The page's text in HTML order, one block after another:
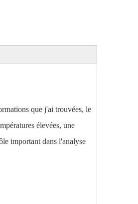
que j'ai trouvées, le
élevées, une
important dans l'analyse